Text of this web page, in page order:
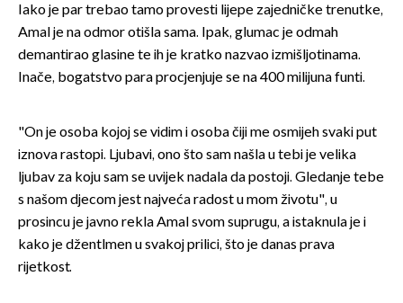
Iako je par trebao tamo provesti lijepe zajedničke trenutke,
Amal je na odmor otišla sama. Ipak, glumac je odmah
demantirao glasine te ih je kratko nazvao izmišljotinama.
Inače, bogatstvo para procjenjuje se na 400 milijuna funti.
"On je osoba kojoj se vidim i osoba čiji me osmijeh svaki put
iznova rastopi. Ljubavi, ono što sam našla u tebi je velika
ljubav za koju sam se uvijek nadala da postoji. Gledanje tebe
s našom djecom jest najveća radost u mom životu", u
prosincu je javno rekla Amal svom suprugu, a istaknula je i
kako je džentlmen u svakoj prilici, što je danas prava
rijetkost.